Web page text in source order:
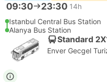
09:30 23:30 14h
Istanbul Central Bus Station
Alanya Bus Station
Standard
Enver Gecgel